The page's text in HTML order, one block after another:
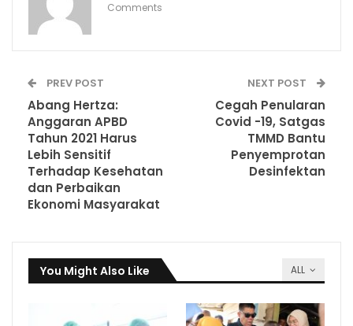
Comments
PREV POST
Abang Hertza:
Anggaran APBD
Tahun 2021 Harus
Lebih Sensitif
Terhadap Kesehatan
dan Perbaikan
Ekonomi Masyarakat
NEXT POST
Cegah Penularan
Covid -19, Satgas
TMMD Bantu
Penyemprotan
Desinfektan
ALL
You Might Also Like